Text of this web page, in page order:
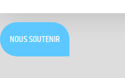
NOUS SOUTENIR